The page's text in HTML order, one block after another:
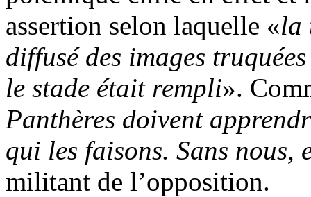
assertion selon laquelle «la
diffusé des images
le stade était rempli».
Panthères doivent
qui les faisons. Sans nous,
militant de l’opposition.